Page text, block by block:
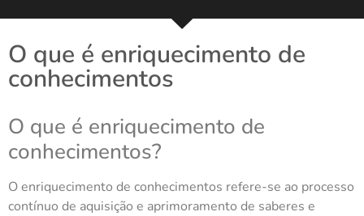
O que é enriquecimento de
conhecimentos
O que é enriquecimento de
conhecimentos?
O enriquecimento de conhecimentos refere-se ao processo
contínuo de aquisição e aprimoramento de saberes e